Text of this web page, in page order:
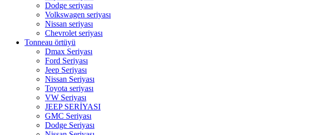
Dodge seriyası
Volkswagen seriyası
Nissan seriyası
Chevrolet seriyası
Tonneau örtüyü
Dmax Seriyası
Ford Seriyası
Jeep Seriyası
Nissan Seriyası
Toyota seriyası
VW Seriyası
JEEP SERİYASI
GMC Seriyası
Dodge Seriyası